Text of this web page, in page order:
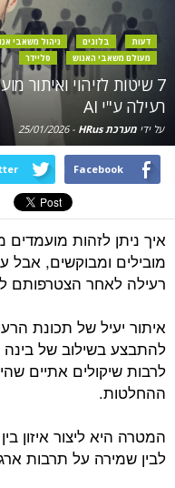
דעות בלוגים ניהול משאבי
מעולם משאבי האנוש
סליידר
7 שיטות לזיהוי ואיתור
רעילה ע"י AI
על ידי מערכת HRus -
25/01/2026
Facebook
איך ניתן לזהות מועמדים
מובילים ומבוקשים, אבל
רעילה לאחר הצטרפותם
איתור יעיל של תכונת
להתבצע בשילוב של בינה
לרבות שיקולים אתיים
ההחלטות.
המטרה היא ליצור איזון
לבין שמירה על תרבות